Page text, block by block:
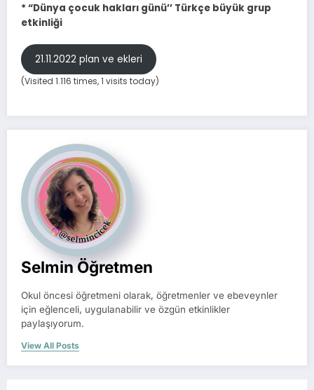
* “Dünya çocuk hakları günü’’ Türkçe büyük grup
etkinliği
21.11.2022 plan ve ekleri
(Visited 1.116 times, 1 visits today)
Selmin Öğretmen
Okul öncesi öğretmeni olarak, öğretmenler ve ebeveynler
için eğlenceli, uygulanabilir ve özgün etkinlikler
paylaşıyorum.
View All Posts